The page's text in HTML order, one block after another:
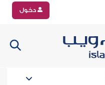
دخول